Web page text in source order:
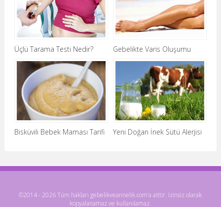
Üçlü Tarama Testi Nedir? Gebelikte Varis Oluşumu
Bisküvili Bebek Maması Tarifi Yeni Doğan İnek Sütü Alerjisi
©2014 - 2026 Tüm hakları gebelikveannelik.com’a aittir. İzinsiz olarak
kopyalanamaz ve kullanılamaz.